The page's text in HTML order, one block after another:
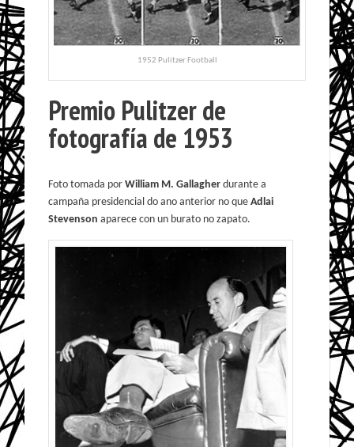
1952 Pulitzer Football
Premio Pulitzer de
fotografía de 1953
Foto tomada porWilliam M. Gallagher durante a
campaña presidencial do ano anterior no queAdlai
Stevenson aparece con un burato no zapato.